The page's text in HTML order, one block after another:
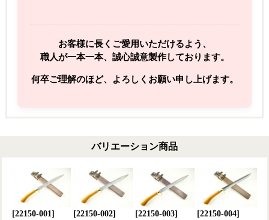
お客様に長くご愛用いただけるよう、
職人が一本一本、誠心誠意製作しております。
何卒ご理解のほど、よろしくお願い申し上げます。
バリエーション商品
[22150-001]
[22150-002]
[22150-003]
[22150-004]